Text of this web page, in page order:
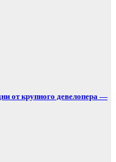
от крупного девелопера —